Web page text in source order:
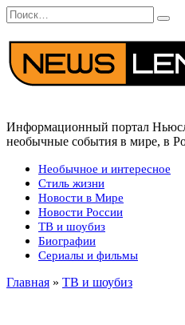
Перейти
к
содержанию
Search
for:
Информационный портал
необычные события в мире, в
Необычное и интересное
Стиль жизни
Новости в Мире
Новости России
ТВ и шоубиз
Биографии
Сериалы и фильмы
Главная » ТВ и шоубиз